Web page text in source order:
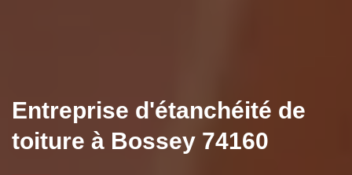
Entreprise d'étanchéité de
toiture à Bossey 74160